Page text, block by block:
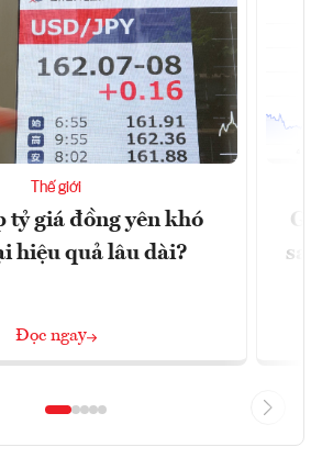
Thế giới
tỷ giá đồng yên khó
hiệu quả lâu dài?
Đọc ngay